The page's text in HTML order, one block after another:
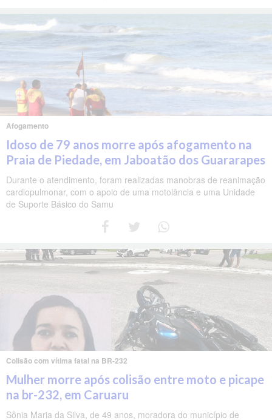
Afogamento
Idoso de 79 anos morre após afogamento na
Praia de Piedade, em Jaboatão dos Guararapes
Durante o atendimento, foram realizadas manobras de reanimação
cardiopulmonar, com o apoio de uma motolância e uma Unidade
de Suporte Básico do Samu
Colisão com vítima fatal na BR-232
Mulher morre após colisão entre moto e picape
na br-232, em Caruaru
Sônia Maria da Silva, de 49 anos, moradora do município de